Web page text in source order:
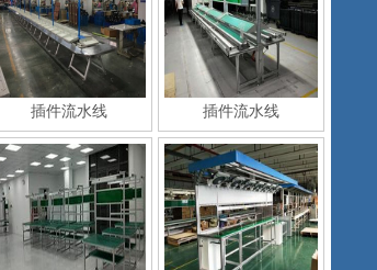
插件流水线 插件流水线